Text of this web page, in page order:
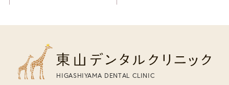
HIGASHIYAMA DENTAL CLINIC